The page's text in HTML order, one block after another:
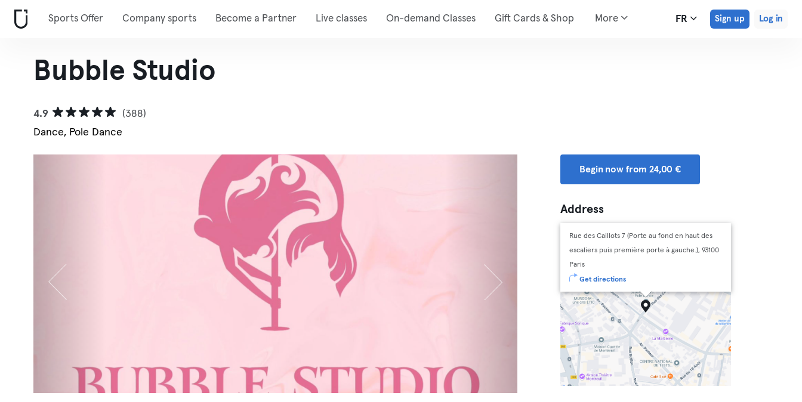
Sports Offer Company sports Become a Partner Live classes On-demand Classes Gift Cards & Shop More FR Sign up Log in
Bubble Studio
4.9
(388)
Dance, Pole Dance
Begin now from 24,00 €
Address
Rue des Caillots 7 (Porte au fond en haut des
escaliers puis première porte à gauche.), 93100
Paris
Get directions